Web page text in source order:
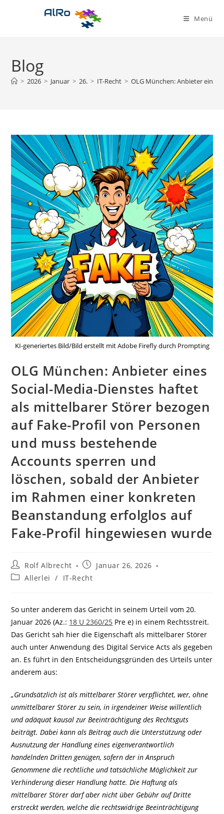
Menü
Blog
> 2026 > Januar > 26. > IT-Recht > OLG München: Anbieter
KI-generiertes Bild/Bild erstellt mit Adobe Firefly durch Prompting
OLG München: Anbieter eines
Social-Media-Dienstes haftet
als mittelbarer Störer bezogen
auf Fake-Profil von Personen
und muss bestehende
Accounts sperren und
löschen, sobald der Anbieter
im Rahmen einer konkreten
Beanstandung erfolglos auf
Fake-Profil hingewiesen wurde
Beitrags-
Autor:
Rolf Albrecht
Beitrag
veröffentlicht:
Januar 26, 2026
Beitrags-
Allerlei / IT-Recht
So unter anderem das Gericht in seinem Urteil vom 20.
Januar 2026 (Az.: 18 U 2360/25 Pre e) in einem Rechtsstreit.
Das Gericht sah hier die Eigenschaft als mittelbarer Störer
auch unter Anwendung des Digital Service Acts als gegeben
an. Es führt in den Entscheidungsgründen des Urteils unter
anderem aus:
„Grundsätzlich ist als mittelbarer Störer verpflichtet, wer, ohne
unmittelbarer Störer zu sein, in irgendeiner Weise willentlich
und adäquat kausal zur Beeinträchtigung des Rechtsguts
beiträgt. Dabei kann als Beitrag auch die Unterstützung oder
Ausnutzung der Handlung eines eigenverantwortlich
handelnden Dritten genügen, sofern der in Anspruch
Genommene die rechtliche und tatsächliche Möglichkeit zur
Verhinderung dieser Handlung hatte. Die Haftung als
mittelbarer Störer darf aber nicht über Gebühr auf Dritte
erstreckt werden, welche die rechtswidrige Beeinträchtigung